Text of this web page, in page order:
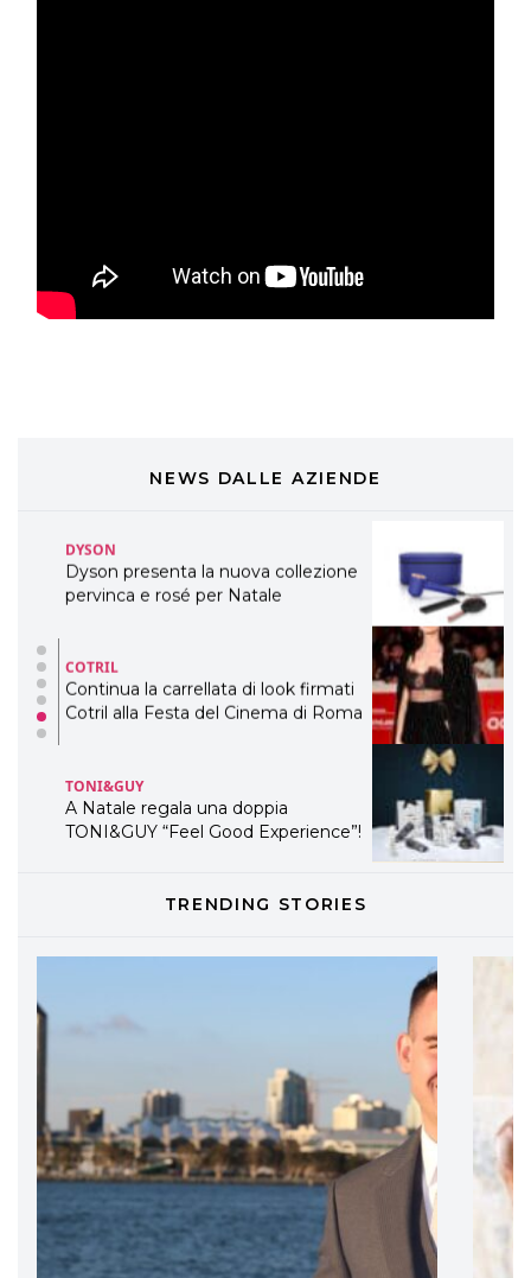
NEWS DALLE AZIENDE
DAVINES
Davines presenta cofanetti beauty
WELLNESS CONGRESS 2022: I
DYSON
Dyson presenta la nuova collezione
pervinca e rosé per Natale
COTRIL
Continua la carrellata di look firmati
Cotril alla Festa del Cinema di Roma
TONI&GUY
A Natale regala una doppia
TONI&GUY “Feel Good Experience”!
LABEL.M lancia la sua innovativa ed
professionali
TRENDING STORIES